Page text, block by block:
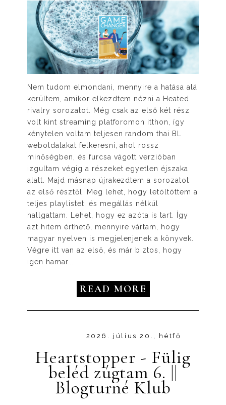
Nem tudom elmondani, mennyire a hatása alá
kerültem, amikor elkezdtem nézni a Heated
rivalry sorozatot. Még csak az első két rész
volt kint streaming platforomon itthon, így
kénytelen voltam teljesen random thai BL
weboldalakat felkeresni, ahol rossz
minőségben, és furcsa vágott verzióban
izgultam végig a részeket egyetlen éjszaka
alatt. Majd másnap újrakezdtem a sorozatot
az első résztől. Meg lehet, hogy letöltöttem a
teljes playlistet, és megállás nélkül
hallgattam. Lehet, hogy ez azóta is tart. Így
azt hitem érthető, mennyire vártam, hogy
magyar nyelven is megjelenjenek a könyvek.
Végre itt van az első, és már biztos, hogy
igen hamar...
READ MORE
2026. július 20., hétfő
Heartstopper - Fülig
beléd zúgtam 6. ||
Blogturné Klub